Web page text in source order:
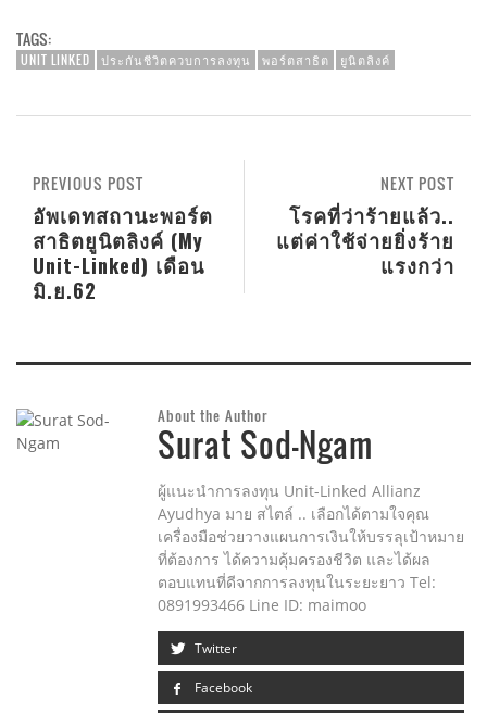
TAGS:
UNIT LINKED ประกันชีวิตควบการลงทุน พอร์ตสาธิต ยูนิตลิงค์
NEXT POST
โรคที่ว่าร้ายแล้ว..
แต่ค่าใช้จ่ายยิ่งร้าย
แรงกว่า
PREVIOUS POST
อัพเดทสถานะพอร์ต
สาธิตยูนิตลิงค์ (My
Unit-Linked) เดือน
มิ.ย.62
About the Author
Surat Sod-Ngam
ผู้แนะนำการลงทุน Unit-Linked Allianz
Ayudhya มาย สไตล์ .. เลือกได้ตามใจคุณ
เครื่องมือช่วยวางแผนการเงินให้บรรลุเป้าหมาย
ที่ต้องการ ได้ความคุ้มครองชีวิต และได้ผล
ตอบแทนที่ดีจากการลงทุนในระยะยาว Tel:
0891993466 Line ID: maimoo
Twitter
Facebook